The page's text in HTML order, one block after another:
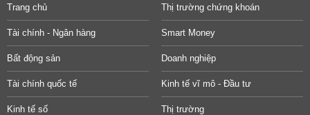
Trang chủ Thị trường chứng khoán
Tài chính - Ngân hàng Smart Money
Bất động sản Doanh nghiệp
Tài chính quốc tế Kinh tế vĩ mô - Đầu tư
Kinh tế số Thị trường